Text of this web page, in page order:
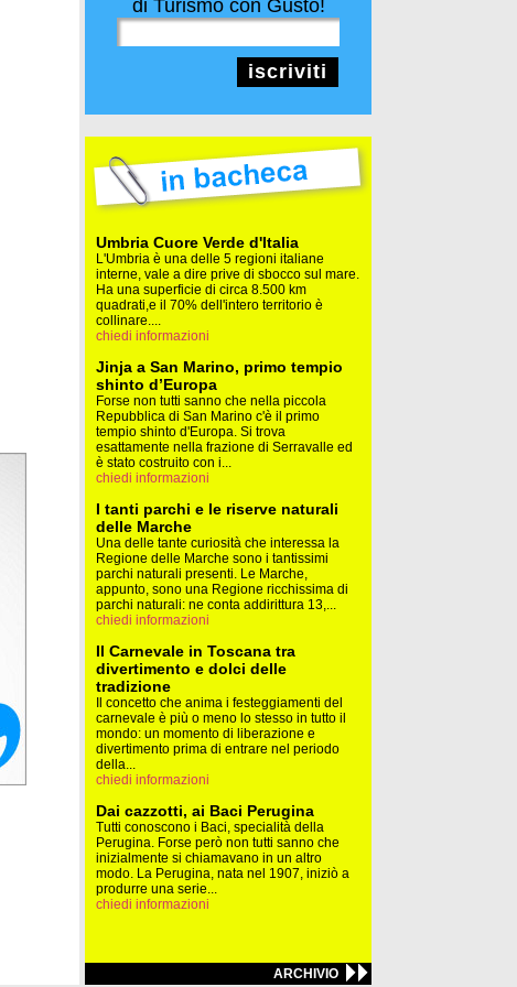
di Turismo con Gusto!
iscriviti
Umbria Cuore Verde d'Italia
L'Umbria è una delle 5 regioni italiane
interne, vale a dire prive di sbocco sul mare.
Ha una superficie di circa 8.500 km
quadrati,e il 70% dell'intero territorio è
collinare....
chiedi informazioni
Jinja a San Marino, primo tempio
shinto d’Europa
Forse non tutti sanno che nella piccola
Repubblica di San Marino c'è il primo
tempio shinto d'Europa. Si trova
esattamente nella frazione di Serravalle ed
è stato costruito con i...
chiedi informazioni
I tanti parchi e le riserve naturali
delle Marche
Una delle tante curiosità che interessa la
Regione delle Marche sono i tantissimi
parchi naturali presenti. Le Marche,
appunto, sono una Regione ricchissima di
parchi naturali: ne conta addirittura 13,...
chiedi informazioni
Il Carnevale in Toscana tra
divertimento e dolci delle
tradizione
Il concetto che anima i festeggiamenti del
carnevale è più o meno lo stesso in tutto il
mondo: un momento di liberazione e
divertimento prima di entrare nel periodo
della...
chiedi informazioni
Dai cazzotti, ai Baci Perugina
Tutti conoscono i Baci, specialità della
Perugina. Forse però non tutti sanno che
inizialmente si chiamavano in un altro
modo. La Perugina, nata nel 1907, iniziò a
produrre una serie...
chiedi informazioni
ARCHIVIO